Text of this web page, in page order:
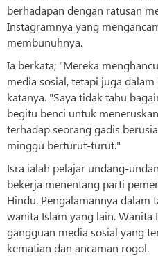
berhadapan dengan ratusan
Instagramnya yang
membunuhnya.
Ia berkata; "Mereka
media sosial, tetapi juga
katanya. "Saya tidak tahu
begitu benci untuk
terhadap seorang gadis
minggu berturut-turut."
Isra ialah pelajar undang-
bekerja menentang parti
Hindu. Pengalamannya dalam
wanita Islam yang lain. Wanita
gangguan media sosial yang
kematian dan ancaman rogol.